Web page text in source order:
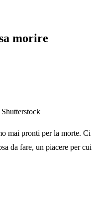
morire
mai pronti per la morte. Ci
da fare, un piacere per cui